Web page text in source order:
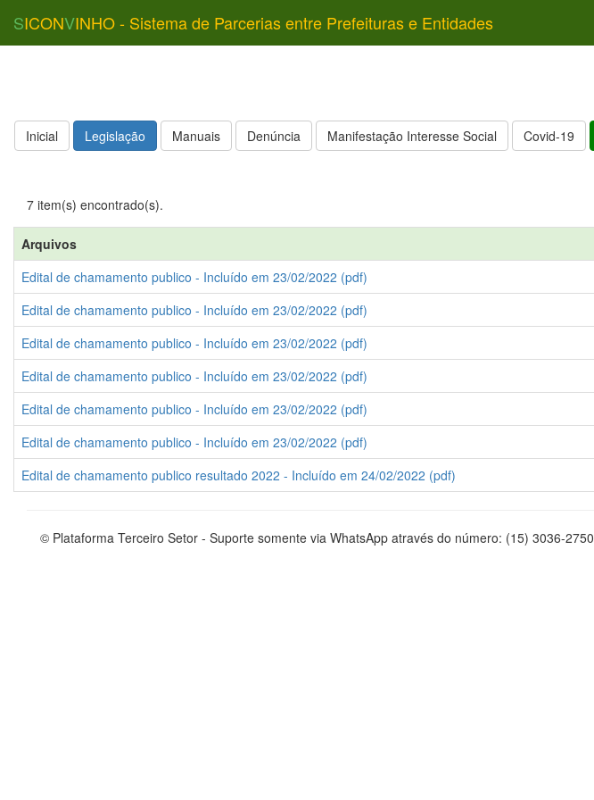
SICONVINHO - Sistema de Parcerias entre Prefeituras e Entidades
Inicial Legislação Manuais Denúncia Manifestação Interesse Social Covid-19
7 item(s) encontrado(s).
Arquivos
Edital de chamamento publico - Incluído em 23/02/2022 (pdf)
Edital de chamamento publico - Incluído em 23/02/2022 (pdf)
Edital de chamamento publico - Incluído em 23/02/2022 (pdf)
Edital de chamamento publico - Incluído em 23/02/2022 (pdf)
Edital de chamamento publico - Incluído em 23/02/2022 (pdf)
Edital de chamamento publico - Incluído em 23/02/2022 (pdf)
Edital de chamamento publico resultado 2022 - Incluído em 24/02/2022 (pdf)
© Plataforma Terceiro Setor - Suporte somente via WhatsApp através do número: (15) 3036-2750